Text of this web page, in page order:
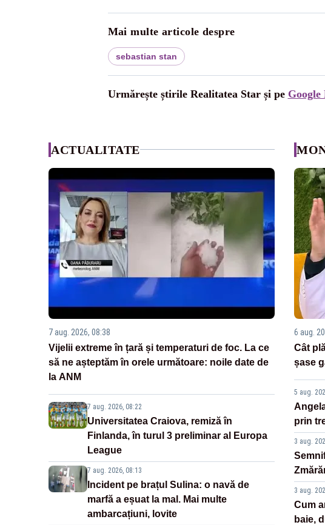
Mai multe articole despre
sebastian stan
Urmărește știrile Realitatea Star și pe Google
ACTUALITATE
7 aug. 2026, 08:38
Vijelii extreme în țară și temperaturi de foc. La ce
să ne așteptăm în orele următoare: noile date de
la ANM
7 aug. 2026, 08:22
Universitatea Craiova, remiză în
Finlanda, în turul 3 preliminar al Europa
League
7 aug. 2026, 08:13
Incident pe brațul Sulina: o navă de
marfă a eșuat la mal. Mai multe
ambarcațiuni, lovite
6 aug.
Cât
șase
5 aug.
prin
3 aug.
3 aug.
Cum
baie,